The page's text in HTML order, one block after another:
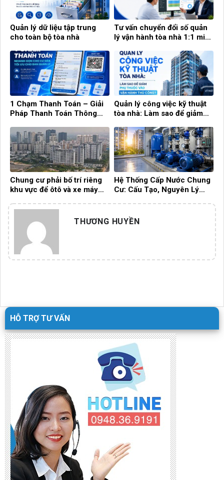
Quản lý dữ liệu tập trung
cho toàn bộ tòa nhà
Tư vấn chuyển đổi số quản
lý vận hành tòa nhà 1:1 miễn
1 Chạm Thanh Toán – Giải
Pháp Thanh Toán Thông
Quản Lý
Quản lý công việc kỹ thuật
tòa nhà: Làm sao để giảm
công?
Chung cư phải bố trí riêng
khu vực để ôtô và xe máy
Hệ Thống Cấp Nước Chung
Cư: Cấu Tạo, Nguyên Lý
THƯƠNG HUYỀN
HỖ TRỢ TƯ VẤN